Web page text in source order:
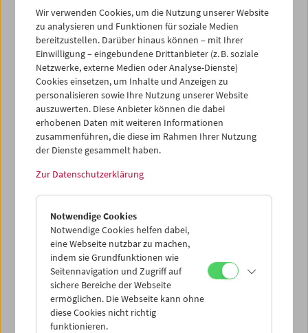
24
26 28
30
31
01 02 03 04 05
iCalender
Programmheft-PDF
English language or subtitles
< Vorherige Woche
Mo 17.8.
Di 18.8.
Mi 19.8.
Do 20.8.
Wir verwenden Cookies, um die Nutzung unserer Website
zu analysieren und Funktionen für soziale Medien
bereitzustellen. Darüber hinaus können – mit Ihrer
Einwilligung – eingebundene Drittanbieter (z. B. soziale
Netzwerke, externe Medien oder Analyse-Dienste)
Cookies einsetzen, um Inhalte und Anzeigen zu
personalisieren sowie Ihre Nutzung unserer Website
auszuwerten. Diese Anbieter können die dabei
erhobenen Daten mit weiteren Informationen
zusammenführen, die diese im Rahmen Ihrer Nutzung
der Dienste gesammelt haben.
Zur Datenschutzerklärung
Notwendige Cookies
Notwendige Cookies helfen dabei,
eine Webseite nutzbar zu machen,
indem sie Grundfunktionen wie
Seitennavigation und Zugriff auf
sichere Bereiche der Webseite
ermöglichen. Die Webseite kann ohne
diese Cookies nicht richtig
funktionieren.